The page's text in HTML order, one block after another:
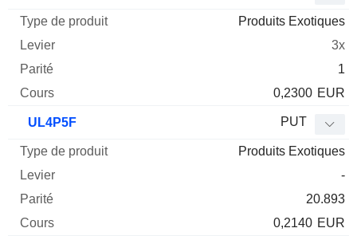
Produits Exotiques
3x
1
0,2300 EUR
UL4P5F PUT
Produits Exotiques
-
20.893
0,2140 EUR